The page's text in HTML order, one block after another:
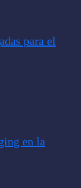
para el
en la